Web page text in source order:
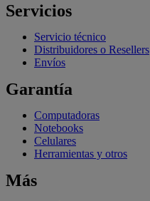
Servicios
Servicio técnico
Distribuidores o Resellers
Envíos
Garantía
Computadoras
Notebooks
Celulares
Herramientas y otros
Más